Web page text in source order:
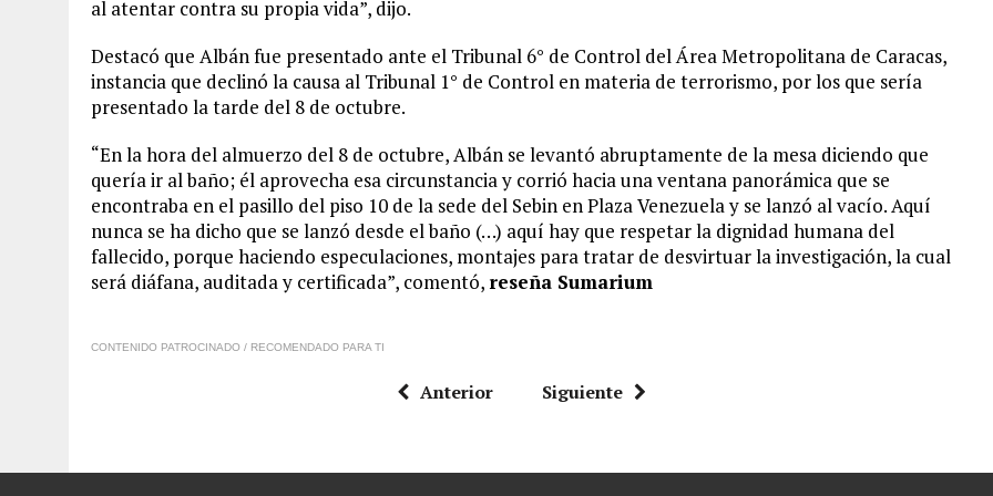
al atentar contra su propia vida”, dijo.
Destacó que Albán fue presentado ante el Tribunal 6° de Control del Área Metropolitana de Caracas,
instancia que declinó la causa al Tribunal 1° de Control en materia de terrorismo, por los que sería
presentado la tarde del 8 de octubre.
“En la hora del almuerzo del 8 de octubre, Albán se levantó abruptamente de la mesa diciendo que
quería ir al baño; él aprovecha esa circunstancia y corrió hacia una ventana panorámica que se
encontraba en el pasillo del piso 10 de la sede del Sebin en Plaza Venezuela y se lanzó al vacío. Aquí
nunca se ha dicho que se lanzó desde el baño (…) aquí hay que respetar la dignidad humana del
fallecido, porque haciendo especulaciones, montajes para tratar de desvirtuar la investigación, la cual
será diáfana, auditada y certificada”, comentó, reseña Sumarium
CONTENIDO PATROCINADO / RECOMENDADO PARA TI
Anterior Siguiente